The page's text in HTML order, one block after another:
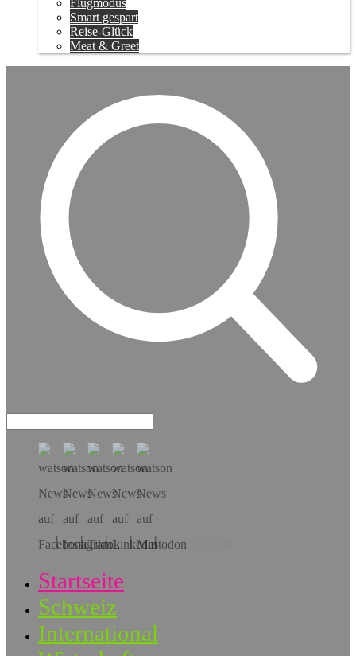
Flugmodus
Smart gespart
Reise-Glück
Meat & Greet
Hol dir die App!
Startseite
Schweiz
International